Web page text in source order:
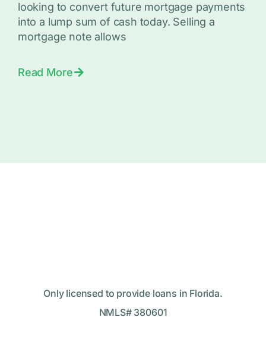
looking to convert future mortgage payments
into a lump sum of cash today. Selling a
mortgage note allows
Read More
Only licensed to provide loans in Florida.
NMLS# 380601